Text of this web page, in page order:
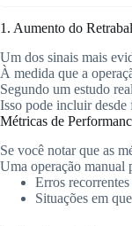
1. Aumento do
Um dos sinais mais
À medida que a
Segundo um estudo
Isso pode incluir desde
Métricas de
Se você notar que as
Uma operação manual
Erros
Situações em